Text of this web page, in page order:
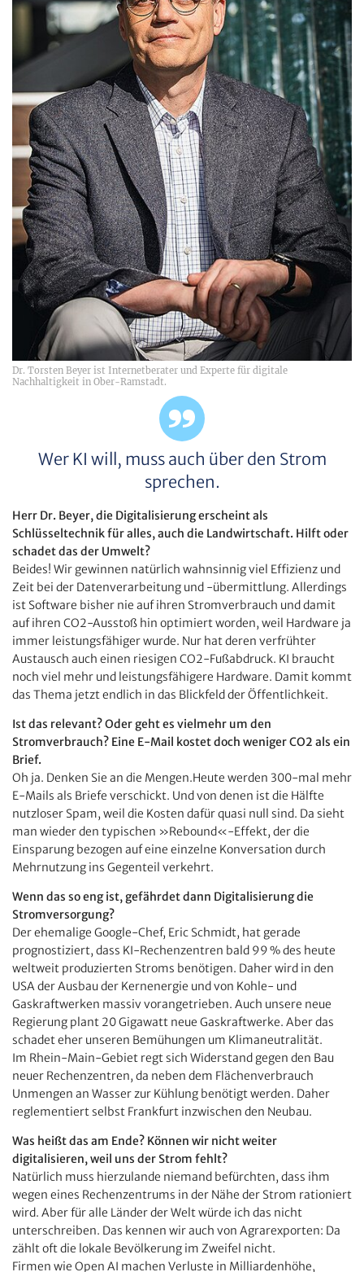
Dr. Torsten Beyer ist Internetberater und Experte für digitale
Nachhaltigkeit in Ober-Ramstadt.
Wer KI will, muss auch über den Strom
sprechen.
Herr Dr. Beyer, die Digitalisierung erscheint als
Schlüsseltechnik für alles, auch die Landwirtschaft. Hilft oder
schadet das der Umwelt?
Beides! Wir gewinnen natürlich wahnsinnig viel Effizienz und
Zeit bei der Datenverarbeitung und -übermittlung. Allerdings
ist Software bisher nie auf ihren Stromverbrauch und damit
auf ihren CO2-Ausstoß hin optimiert worden, weil Hardware ja
immer leistungsfähiger wurde. Nur hat deren verfrühter
Austausch auch einen riesigen CO2-Fußabdruck. KI braucht
noch viel mehr und leistungsfähigere Hardware. Damit kommt
das Thema jetzt endlich in das Blickfeld der Öffentlichkeit.
Ist das relevant? Oder geht es vielmehr um den
Stromverbrauch? Eine E-Mail kostet doch weniger CO2 als ein
Brief.
Oh ja. Denken Sie an die Mengen.Heute werden 300-mal mehr
E-Mails als Briefe verschickt. Und von denen ist die Hälfte
nutzloser Spam, weil die Kosten dafür quasi null sind. Da sieht
man wieder den typischen »Rebound«-Effekt, der die
Einsparung bezogen auf eine einzelne Konversation durch
Mehrnutzung ins Gegenteil verkehrt.
Wenn das so eng ist, gefährdet dann Digitalisierung die
Stromversorgung?
Der ehemalige Google-Chef, Eric Schmidt, hat gerade
prognostiziert, dass KI-Rechenzentren bald 99 % des heute
weltweit produzierten Stroms benötigen. Daher wird in den
USA der Ausbau der Kernenergie und von Kohle- und
Gaskraftwerken massiv vorangetrieben. Auch unsere neue
Regierung plant 20 Gigawatt neue Gaskraftwerke. Aber das
schadet eher unseren Bemühungen um Klimaneutralität.
Im Rhein-Main-Gebiet regt sich Widerstand gegen den Bau
neuer Rechenzentren, da neben dem Flächenverbrauch
Unmengen an Wasser zur Kühlung benötigt werden. Daher
reglementiert selbst Frankfurt inzwischen den Neubau.
Was heißt das am Ende? Können wir nicht weiter
digitalisieren, weil uns der Strom fehlt?
Natürlich muss hierzulande niemand befürchten, dass ihm
wegen eines Rechenzentrums in der Nähe der Strom rationiert
wird. Aber für alle Länder der Welt würde ich das nicht
unterschreiben. Das kennen wir auch von Agrarexporten: Da
zählt oft die lokale Bevölkerung im Zweifel nicht.
Firmen wie Open AI machen Verluste in Milliardenhöhe,